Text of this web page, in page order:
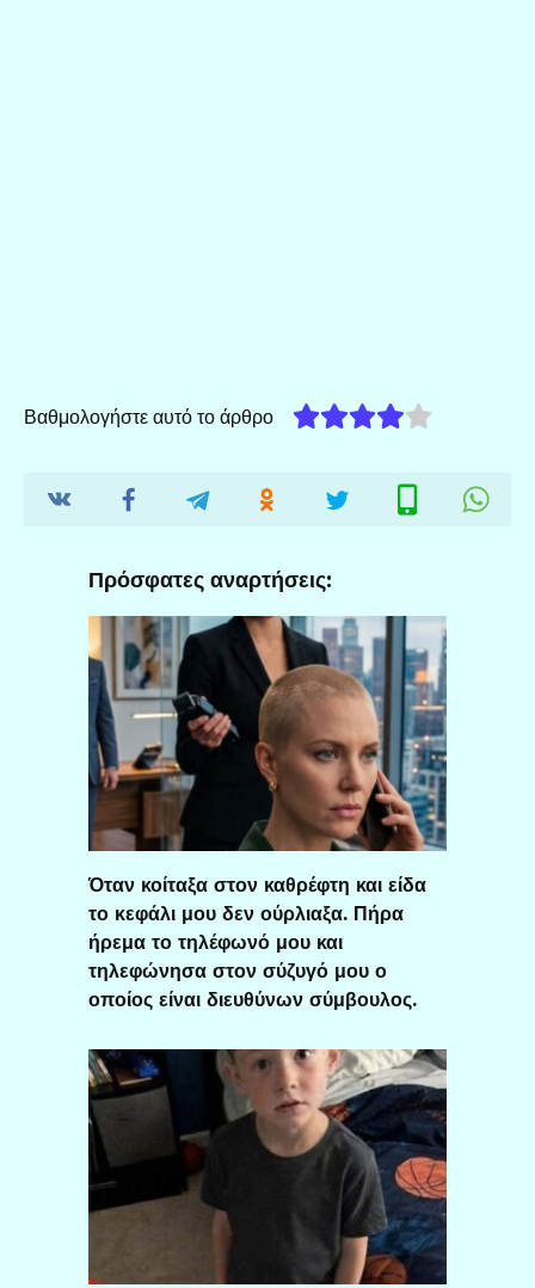
Βαθμολογήστε αυτό το άρθρο
Πρόσφατες αναρτήσεις:
Όταν κοίταξα στον καθρέφτη και είδα
το κεφάλι μου δεν ούρλιαξα. Πήρα
ήρεμα το τηλέφωνό μου και
τηλεφώνησα στον σύζυγό μου ο
οποίος είναι διευθύνων σύμβουλος.